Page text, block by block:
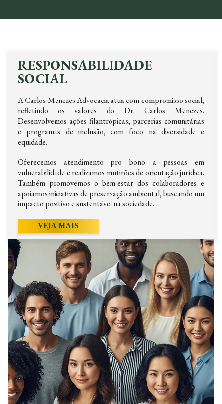
RESPONSABILIDADE
SOCIAL
A Carlos Menezes Advocacia atua com compromisso social,
refletindo os valores do Dr. Carlos Menezes.
Desenvolvemos ações filantrópicas, parcerias comunitárias
e programas de inclusão, com foco na diversidade e
equidade.
Oferecemos atendimento pro bono a pessoas em
vulnerabilidade e realizamos mutirões de orientação jurídica.
Também promovemos o bem-estar dos colaboradores e
apoiamos iniciativas de preservação ambiental, buscando um
impacto positivo e sustentável na sociedade.
VEJA MAIS